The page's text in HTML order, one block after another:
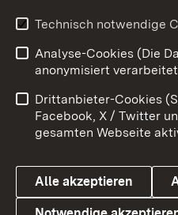
Impressum
Barrierefreiheit
Cookies
Technisch notwendige
Analyse-Cookies (Die
anonymisiert
Drittanbieter-Cookies
Facebook, X / Twitter
gesamten Webseite
Alle akzeptieren